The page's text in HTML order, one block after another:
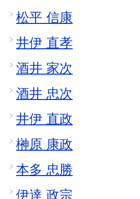
松平 信康
井伊 直孝
酒井 家次
酒井 忠次
井伊 直政
榊原 康政
本多 忠勝
伊達 政宗